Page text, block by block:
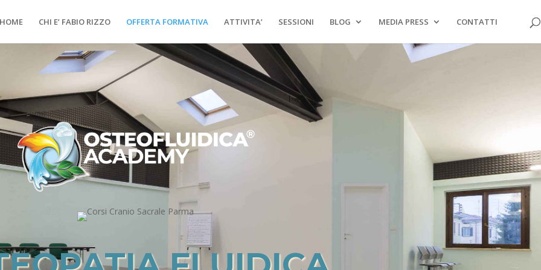
HOME CHI E’ FABIO RIZZO OFFERTA FORMATIVA ATTIVITA’ SESSIONI BLOG MEDIA PRESS CONTATTI